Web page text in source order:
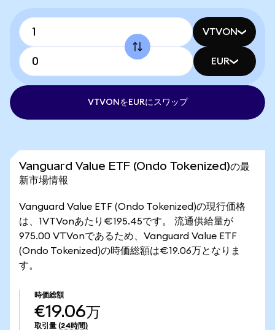
VTVON
EUR
VTVONをEURにスワップ
Vanguard Value ETF (Ondo Tokenized)の最
新市場情報
Vanguard Value ETF (Ondo Tokenized)の現行価格
は、1VTVonあたり€195.45です。 流通供給量が
975.00 VTVonであるため、Vanguard Value ETF
(Ondo Tokenized)の時価総額は€19.06万となりま
す。
時価総額
€19.06万
取引量 (24時間)